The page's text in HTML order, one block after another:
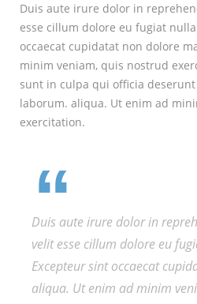
Duis aute irure dolor in
esse cillum dolore eu fugiat
occaecat cupidatat non dolore
minim veniam, quis nostrud
sunt in culpa qui officia
laborum. aliqua. Ut enim ad
exercitation.
Duis aute irure dolor in
velit esse cillum dolore eu
Excepteur sint occaecat
aliqua. Ut enim ad minim